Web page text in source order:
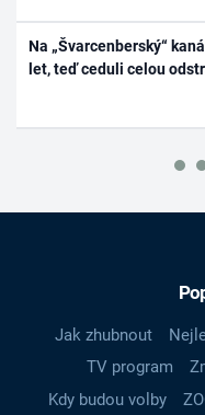
Na „Švarcenberský“
let, teď ceduli celou
Jak zhubnout
TV program
Kdy budou volby